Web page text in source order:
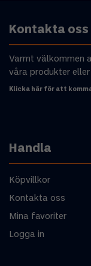
Kontakta oss
Varmt välkommen
våra produkter
Klicka här för att
Handla
Köpvillkor
Kontakta oss
Mina favoriter
Logga in